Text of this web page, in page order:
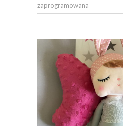
zaprogramowana